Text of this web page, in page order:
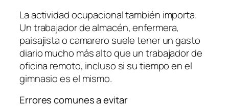
La actividad ocupacional también importa.
Un trabajador de almacén, enfermera,
paisajista o camarero suele tener un gasto
diario mucho más alto que un trabajador de
oficina remoto, incluso si su tiempo en el
gimnasio es el mismo.
Errores comunes a evitar